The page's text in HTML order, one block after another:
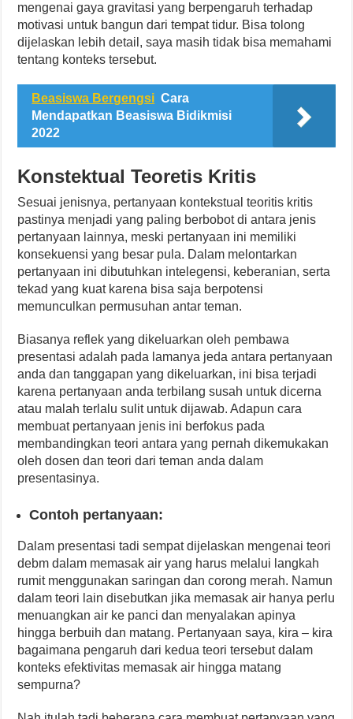
mengenai gaya gravitasi yang berpengaruh terhadap
motivasi untuk bangun dari tempat tidur. Bisa tolong
dijelaskan lebih detail, saya masih tidak bisa memahami
tentang konteks tersebut.
Beasiswa Bergengsi Cara
Mendapatkan Beasiswa Bidikmisi
2022
Konstektual Teoretis Kritis
Sesuai jenisnya, pertanyaan kontekstual teoritis kritis
pastinya menjadi yang paling berbobot di antara jenis
pertanyaan lainnya, meski pertanyaan ini memiliki
konsekuensi yang besar pula. Dalam melontarkan
pertanyaan ini dibutuhkan intelegensi, keberanian, serta
tekad yang kuat karena bisa saja berpotensi
memunculkan permusuhan antar teman.
Biasanya reflek yang dikeluarkan oleh pembawa
presentasi adalah pada lamanya jeda antara pertanyaan
anda dan tanggapan yang dikeluarkan, ini bisa terjadi
karena pertanyaan anda terbilang susah untuk dicerna
atau malah terlalu sulit untuk dijawab. Adapun cara
membuat pertanyaan jenis ini berfokus pada
membandingkan teori antara yang pernah dikemukakan
oleh dosen dan teori dari teman anda dalam
presentasinya.
Contoh pertanyaan:
Dalam presentasi tadi sempat dijelaskan mengenai teori
debm dalam memasak air yang harus melalui langkah
rumit menggunakan saringan dan corong merah. Namun
dalam teori lain disebutkan jika memasak air hanya perlu
menuangkan air ke panci dan menyalakan apinya
hingga berbuih dan matang. Pertanyaan saya, kira – kira
bagaimana pengaruh dari kedua teori tersebut dalam
konteks efektivitas memasak air hingga matang
sempurna?